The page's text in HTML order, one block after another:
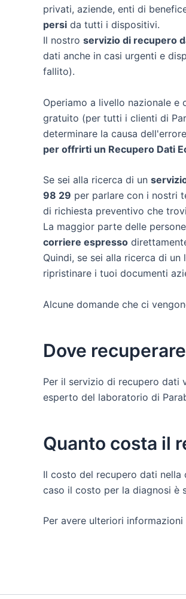
privati, aziende, enti di
persi da tutti i dispositivi.
Il nostro servizio di recupero
dati anche in casi urgenti e
fallito).
Operiamo a livello nazionale
gratuito (per tutti i clienti di
determinare la causa
per offrirti un Recupero Dati
Se sei alla ricerca di un
98 29 per parlare con i nostri
di richiesta preventivo che
La maggior parte delle
corriere espresso
Quindi, se sei alla ricerca di
ripristinare i tuoi documenti
Alcune domande che ci
Dove
Per il servizio di recupero dati
esperto del laboratorio di
Quanto costa il
Il costo del recupero dati
caso il costo per la diagnosi è
Per avere ulteriori